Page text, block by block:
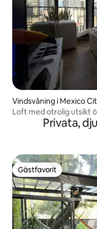
Vindsvåning i Mexico
Loft med otrolig utsikt
Privata,
Gästfavorit
Gästfavorit